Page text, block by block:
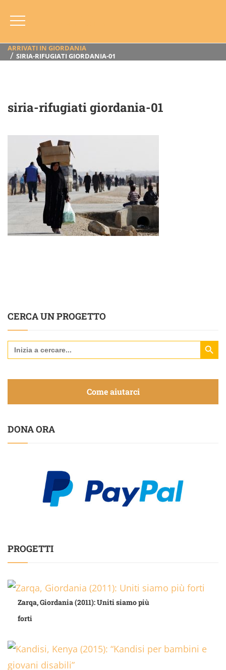
Siria-Rifugiati Giordania-01
ARRIVATI IN GIORDANIA
SIRIA-RIFUGIATI GIORDANIA-01
siria-rifugiati giordania-01
CERCA UN PROGETTO
Search
for:
Search
Come aiutarci
DONA ORA
PROGETTI
Zarqa, Giordania (2011): Uniti siamo più
forti